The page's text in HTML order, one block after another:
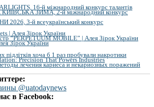
16-й міжнародний конкурс талантів
ЗИМА, 2-й міжнародний конкурс
2026, 3-й всеукраїнський конкурс
| Алея Зірок України
“PERPETUUM MOBILE” | Алея Зірок України
Зірок України
підлітків хоча б 1 раз пробували накротики
Precision That Powers Industries
лечения кариеса и некариозных поражений
@uatodaynews
в Facebook: